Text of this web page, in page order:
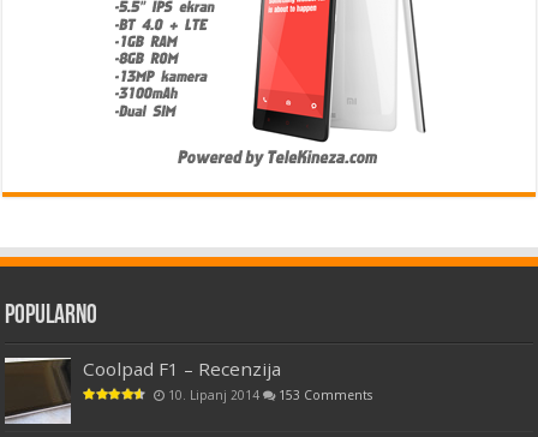
Popularno
Coolpad F1 – Recenzija
10. Lipanj 2014 153 Comments